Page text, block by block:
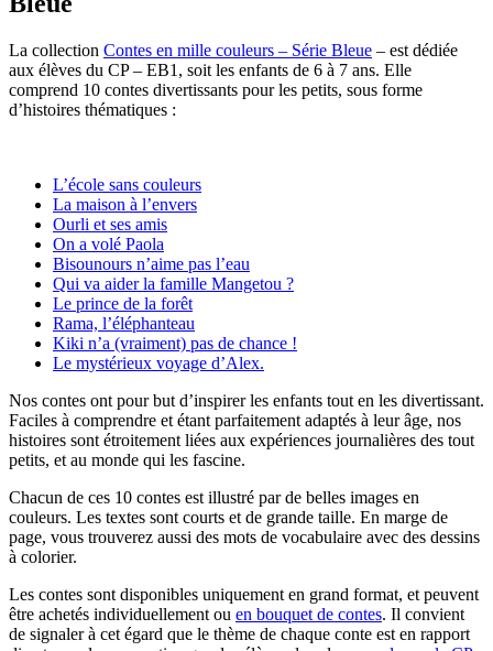
La collection Contes en mille couleurs – Série Bleue – est dédiée
aux élèves du CP – EB1, soit les enfants de 6 à 7 ans. Elle
comprend 10 contes divertissants pour les petits, sous forme
d’histoires thématiques :
L’école sans couleurs
La maison à l’envers
Ourli et ses amis
On a volé Paola
Bisounours n’aime pas l’eau
Qui va aider la famille Mangetou ?
Le prince de la forêt
Rama, l’éléphanteau
Kiki n’a (vraiment) pas de chance !
Le mystérieux voyage d’Alex.
Nos contes ont pour but d’inspirer les enfants tout en les divertissant.
Faciles à comprendre et étant parfaitement adaptés à leur âge, nos
histoires sont étroitement liées aux expériences journalières des tout
petits, et au monde qui les fascine.
Chacun de ces 10 contes est illustré par de belles images en
couleurs. Les textes sont courts et de grande taille. En marge de
page, vous trouverez aussi des mots de vocabulaire avec des dessins
à colorier.
Les contes sont disponibles uniquement en grand format, et peuvent
être achetés individuellement ou en bouquet de contes. Il convient
de signaler à cet égard que le thème de chaque conte est en rapport